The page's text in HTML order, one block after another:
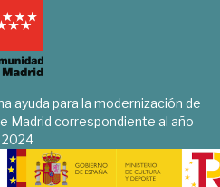
ayuda para la modernización de
Madrid correspondiente al año
2024